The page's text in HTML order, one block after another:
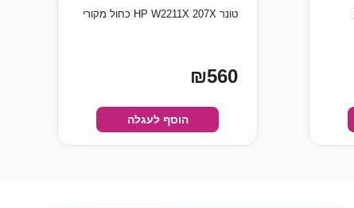
טונר HP W2211X 207X כחול מקורי
₪560
הוסף לעגלה